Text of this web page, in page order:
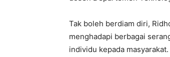
Tak boleh berdiam diri,
menghadapi berbagai
individu kepada